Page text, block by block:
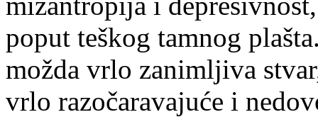
poput teškog tamnog
možda vrlo zanimljiva
vrlo razočaravajuće i